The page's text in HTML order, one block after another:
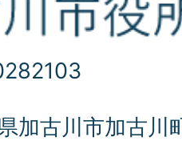
加古川市加古川